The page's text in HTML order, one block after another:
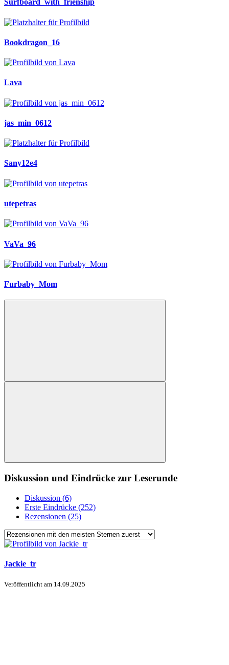
Surfboard_with_frienship
Bookdragon_16
Lava
jas_min_0612
Sany12e4
utepetras
VaVa_96
Furbaby_Mom
Diskussion und Eindrücke zur Leserunde
Diskussion (6)
Erste Eindrücke (252)
Rezensionen (25)
Jackie_tr
Veröffentlicht am 14.09.2025